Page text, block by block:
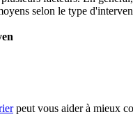
selon le type
peut vous aider à mieux